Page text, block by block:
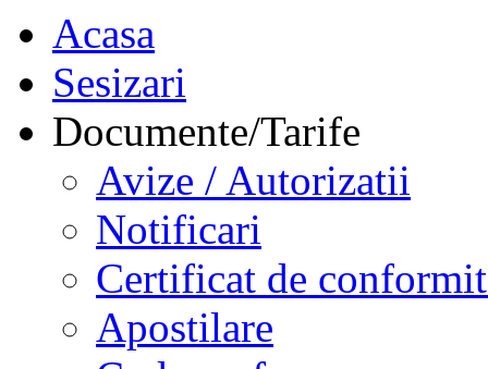
Acasa
Sesizari
Documente/Tarife
Avize / Autorizatii
Notificari
Certificat de
Apostilare